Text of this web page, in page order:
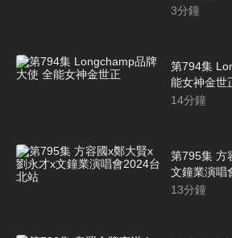
3分鐘
第794集
能女神金世
14分鐘
第795集 方
文鐘業演唱
13分鐘